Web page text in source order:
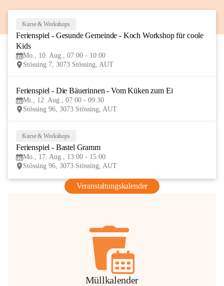
AUG
Kurse & Workshops
Ferienspiel - Gesunde Gemeinde - Koch Workshop für coole
Kids
Mo., 10. Aug., 07:00 - 10:00
Stössing 7, 3073 Stössing, AUT
Ferienspiel - Die Bäuerinnen - Vom Küken zum Ei
Mi., 12. Aug., 07:00 - 09:30
Stössing 96, 3073 Stössing, AUT
Kurse & Workshops
Ferienspiel - Bastel Gramm
Mo., 17. Aug., 13:00 - 15:00
Stössing 96, 3073 Stössing, AUT
Veranstaltungskalender
Müllkalender